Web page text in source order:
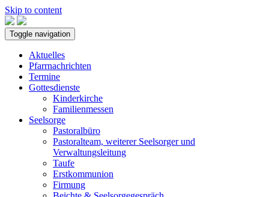
Skip to content
Toggle navigation
Aktuelles
Pfarrnachrichten
Termine
Gottesdienste
Kinderkirche
Familienmessen
Seelsorge
Pastoralbüro
Pastoralteam, weiterer Seelsorger und
Verwaltungsleitung
Taufe
Erstkommunion
Firmung